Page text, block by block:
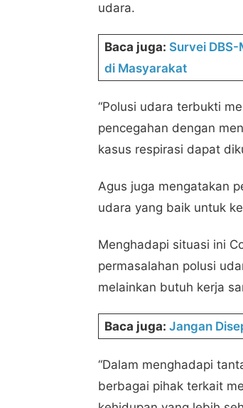
udara.
Baca juga: Survei
di Masyarakat
“Polusi udara terbukti
pencegahan dengan
kasus respirasi dapat
Agus juga mengatakan
udara yang baik untuk
Menghadapi situasi ini
permasalahan polusi
melainkan butuh kerja
Baca juga: Jangan
“Dalam menghadapi
berbagai pihak terkait